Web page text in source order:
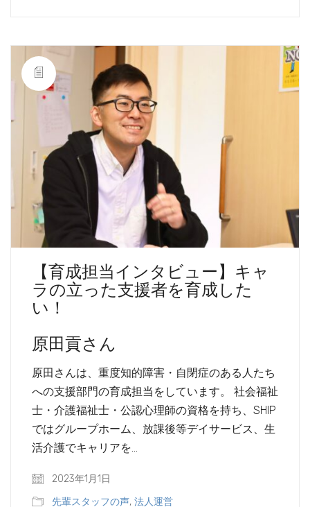
【育成担当インタビュー】キャ
ラの立った支援者を育成した
い！
原田貢さん
原田さんは、重度知的障害・自閉症のある人たち
への支援部門の育成担当をしています。 社会福祉
士・介護福祉士・公認心理師の資格を持ち、SHIP
ではグループホーム、放課後等デイサービス、生
活介護でキャリアを…
2023年1月1日
先輩スタッフの声, 法人運営